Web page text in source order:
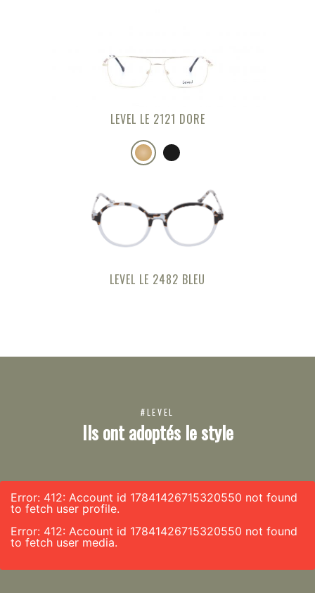
LEVEL LE 2121 DORE
LEVEL LE 2482 BLEU
#LEVEL
Ils ont adoptés le style
Error: 412: Account id 17841426715320550 not found
to fetch user profile.
Error: 412: Account id 17841426715320550 not found
to fetch user media.